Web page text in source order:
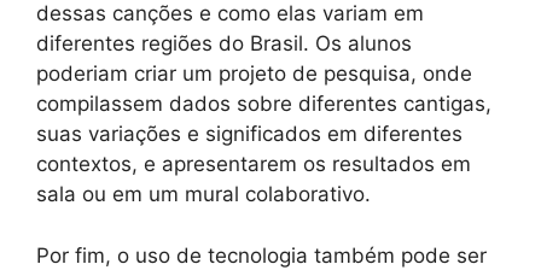
dessas canções e como elas variam em
diferentes regiões do Brasil. Os alunos
poderiam criar um projeto de pesquisa, onde
compilassem dados sobre diferentes cantigas,
suas variações e significados em diferentes
contextos, e apresentarem os resultados em
sala ou em um mural colaborativo.
Por fim, o uso de tecnologia também pode ser